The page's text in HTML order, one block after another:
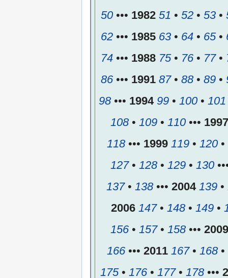
50••• 1982 51 • 52• 53•
62••• 1985 63• 64• 65•
74••• 1988 75• 76• 77•
86••• 1991 87• 88• 89•
98••• 1994 99• 100• 101
108• 109• 110••• 1997
118••• 1999 119• 120•
127• 128• 129• 130
137• 138••• 2004 139•
2006 147• 148• 149•
156• 157• 158••• 2009
166••• 2011 167• 168•
175• 176• 177• 178•••